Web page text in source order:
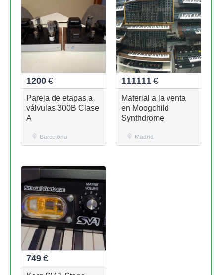
1200 €
Pareja de etapas a
válvulas 300B Clase
A
Barcelona
111111 €
Material a la venta
en Moogchild
Synthdrome
Madrid
749 €